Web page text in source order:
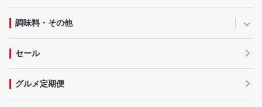
調味料・その他
セール
グルメ定期便